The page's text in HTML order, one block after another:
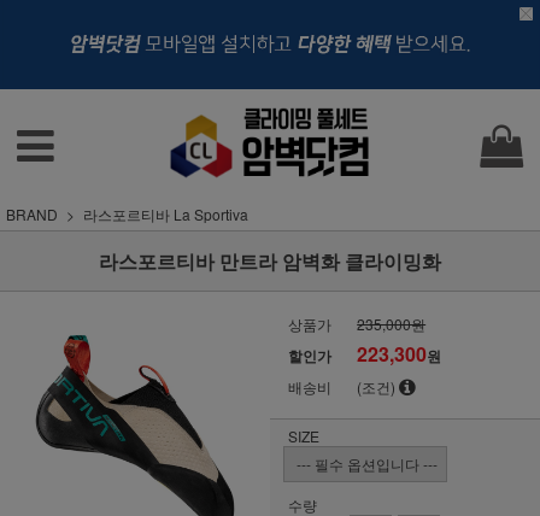
BRAND 라스포르티바 La Sportiva
라스포르티바 만트라 암벽화 클라이밍화
상품가 235,000원
할인가 223,300원
배송비 (조건)
SIZE
수량